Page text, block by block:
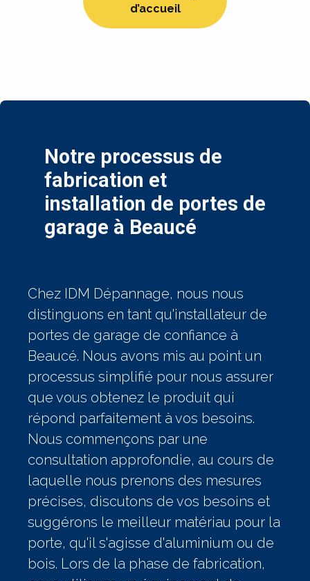
d’accueil
Notre processus de
fabrication et
installation de portes de
garage à Beaucé
Chez IDM Dépannage, nous nous
distinguons en tant qu'installateur de
portes de garage de confiance à
Beaucé. Nous avons mis au point un
processus simplifié pour nous assurer
que vous obtenez le produit qui
répond parfaitement à vos besoins.
Nous commençons par une
consultation approfondie, au cours de
laquelle nous prenons des mesures
précises, discutons de vos besoins et
suggérons le meilleur matériau pour la
porte, qu'il s'agisse d'aluminium ou de
bois. Lors de la phase de fabrication,